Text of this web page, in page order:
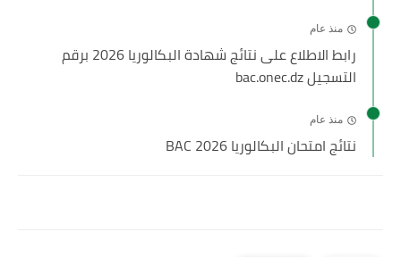
منذ عام
رابط الاطلاع على نتائج شهادة البكالوريا 2026 برقم
التسجيل bac.onec.dz
منذ عام
نتائج امتحان البكالوريا BAC 2026